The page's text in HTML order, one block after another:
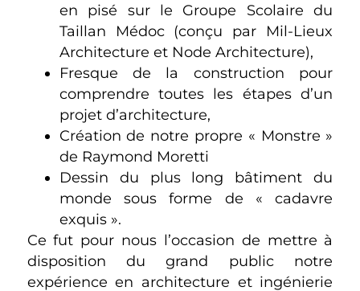
en pisé sur le Groupe Scolaire du
Taillan Médoc (conçu par Mil-Lieux
Architecture et Node Architecture),
Fresque de la construction pour
comprendre toutes les étapes d’un
projet d’architecture,
Création de notre propre « Monstre »
de Raymond Moretti
Dessin du plus long bâtiment du
monde sous forme de « cadavre
exquis ».
Ce fut pour nous l’occasion de mettre à
disposition du grand public notre
expérience en architecture et ingénierie